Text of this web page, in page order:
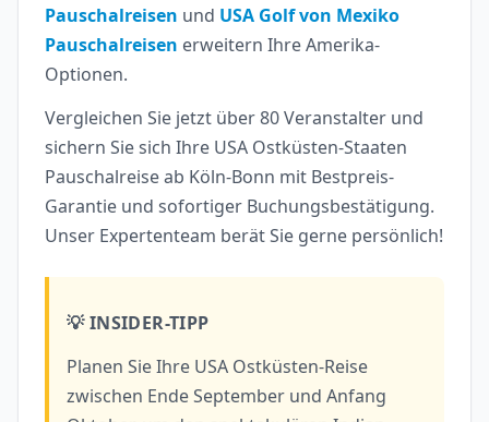
Pauschalreisen und USA Golf von Mexiko
Pauschalreisen erweitern Ihre Amerika-
Optionen.
Vergleichen Sie jetzt über 80 Veranstalter und
sichern Sie sich Ihre USA Ostküsten-Staaten
Pauschalreise ab Köln-Bonn mit Bestpreis-
Garantie und sofortiger Buchungsbestätigung.
Unser Expertenteam berät Sie gerne persönlich!
💡 INSIDER-TIPP
Planen Sie Ihre USA Ostküsten-Reise
zwischen Ende September und Anfang